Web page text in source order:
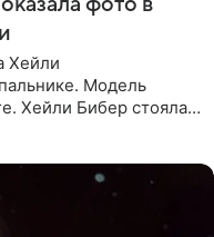
Хейли
Модель
Хейли Бибер стояла